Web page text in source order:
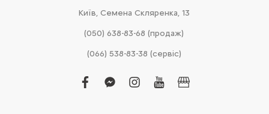
Київ, Cемена Скляренка, 13
(050) 638-83-68 (продаж)
(066) 538-83-38 (сервіс)
facebook
facebook-
instagram
youtubebusiness